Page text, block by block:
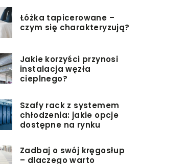
Łóżka tapicerowane –
czym się charakteryzują?
Jakie korzyści przynosi
instalacja węzła
cieplnego?
Szafy rack z systemem
chłodzenia: jakie opcje
dostępne na rynku
Zadbaj o swój kręgosłup
– dlaczego warto